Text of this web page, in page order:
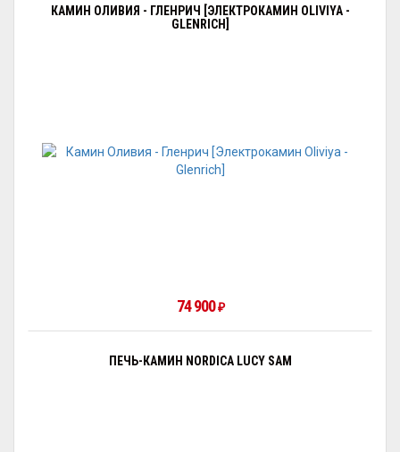
КАМИН ОЛИВИЯ - ГЛЕНРИЧ [ЭЛЕКТРОКАМИН OLIVIYA -
GLENRICH]
74 900₽
ПЕЧЬ-КАМИН NORDICA LUCY SAM